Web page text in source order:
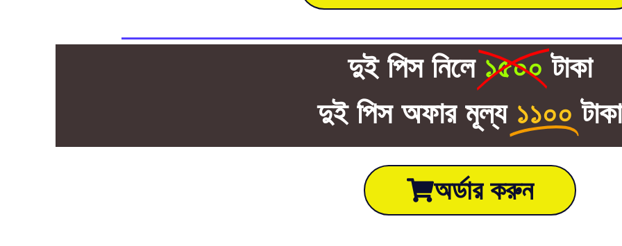
দুই পিস নিলে ১৫০০ টাকা
দুই পিস অফার মূল্য ১১০০ টাকা
অর্ডার করুন